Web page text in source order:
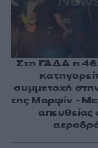
Στη ΓΑΔΑ η
συμμετοχή
της Μαρφίν -
απευθείας